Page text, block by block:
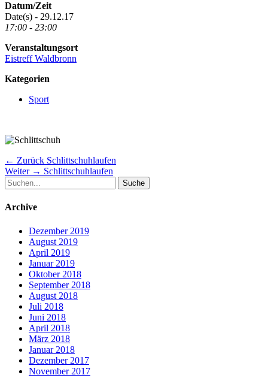
Datum/Zeit
Date(s) - 29.12.17
17:00 - 23:00
Veranstaltungsort
Eistreff Waldbronn
Kategorien
Sport
Beitragsnavigation
← Zurück Vorheriger
Beitrag:
Schlittschuhlaufen
Weiter → Nächster
Schlittschuhlaufen
Suche
nach:
Archive
Dezember 2019
August 2019
April 2019
Januar 2019
Oktober 2018
September 2018
August 2018
Juli 2018
Juni 2018
April 2018
März 2018
Januar 2018
Dezember 2017
November 2017